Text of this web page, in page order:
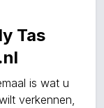
Tas
is wat u
verkennen,